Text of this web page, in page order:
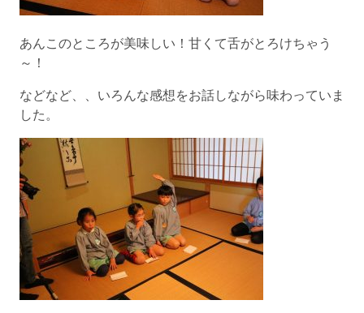
あんこのところが美味しい！甘くて舌がとろけちゃう
～！
などなど、、いろんな感想をお話しながら味わっていま
した。